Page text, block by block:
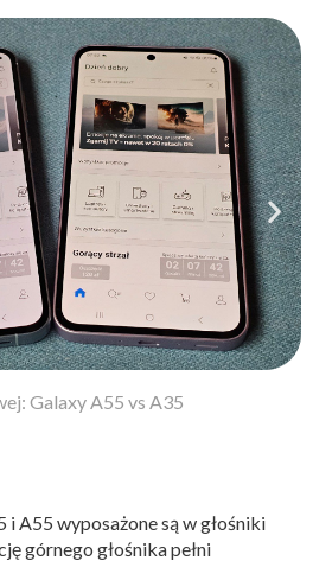
Galaxy A55 vs A35
i A55 wyposażone są w głośniki
górnego głośnika pełni